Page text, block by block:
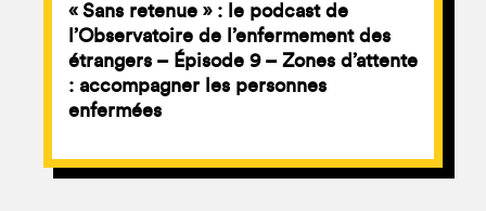
« Sans retenue » : le podcast de
l’Observatoire de l’enfermement des
étrangers – Épisode 9 – Zones d’attente
: accompagner les personnes
enfermées